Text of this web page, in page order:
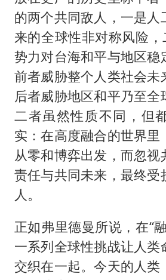
的两个共同敌人，一是人
来的全球性非对称风险，
势力对台海和平与地区稳
前者威胁整个人类社会未
后者威胁地区和平乃至全
二者虽然性质不同，但
实：在高度融合的世界里
从零和博弈出发，而忽视
责任与共同未来，最终受
人。
正如弗里德曼所说，在“
一系列全球性挑战让人类
交织在一起。今天的人类